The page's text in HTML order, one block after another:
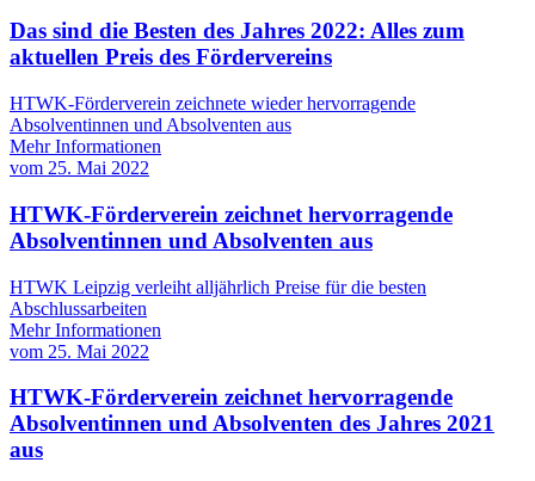
Das sind die Besten des Jahres 2022: Alles zum
aktuellen Preis des Fördervereins
HTWK-Förderverein zeichnete wieder hervorragende
Absolventinnen und Absolventen aus
Mehr Informationen
vom 25. Mai 2022
HTWK-Förderverein zeichnet hervorragende
Absolventinnen und Absolventen aus
HTWK Leipzig verleiht alljährlich Preise für die besten
Abschlussarbeiten
Mehr Informationen
vom 25. Mai 2022
HTWK-Förderverein zeichnet hervorragende
Absolventinnen und Absolventen des Jahres 2021
aus